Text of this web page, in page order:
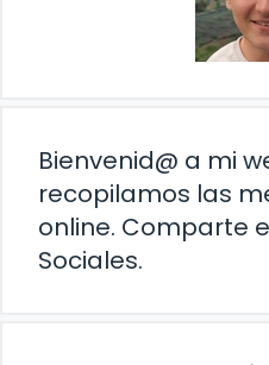
Bienvenid@ a mi
recopilamos las
online. Comparte
Sociales.